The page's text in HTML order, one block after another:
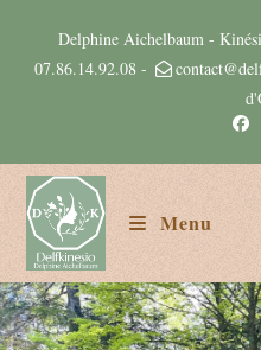
Delphine Aichelbaum -
07.86.14.92.08-
Menu